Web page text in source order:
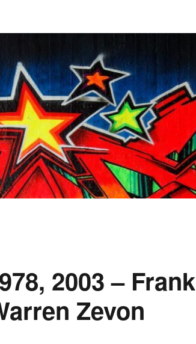
2003 – Frank
Zevon